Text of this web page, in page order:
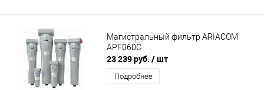
Магистральный фильтр ARIACOM
APF060C
23 239 руб. / шт
Подробнее